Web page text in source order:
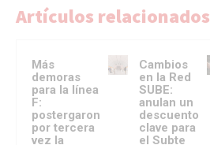
Artículos relacionados
Más
demoras
para la línea
F:
postergaron
por tercera
vez la
Cambios
en la Red
SUBE:
anulan un
descuento
clave para
el Subte